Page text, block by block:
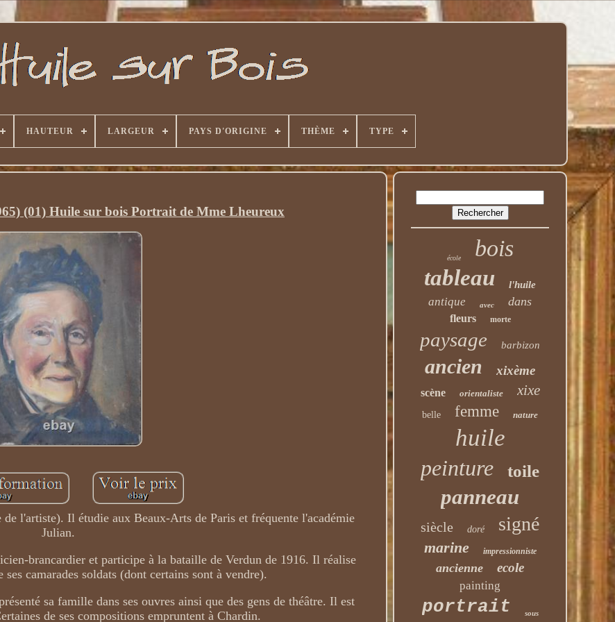
HAUTEUR LARGEUR PAYS D'ORIGINE THÈME TYPE
(01) Huile sur bois Portrait de Mme Lheureux
de l'artiste). Il étudie aux Beaux-Arts de Paris et fréquente l'académie
Julian.
brancardier et participe à la bataille de Verdun de 1916. Il réalise
camarades soldats (dont certains sont à vendre).
sa famille dans ses ouvres ainsi que des gens de théâtre. Il est
de ses compositions empruntent à Chardin.
école bois
tableau l'huile
antique avec dans
fleurs morte
paysage barbizon
ancien xixème
scène orientaliste xixe
belle femme nature
huile
peinture toile
panneau
siècle doré signé
marine impressionniste
ancienne ecole
painting
portrait sous